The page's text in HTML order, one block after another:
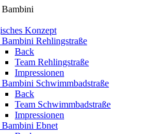
Bambini
Konzept
Bambini Rehlingstraße
Back
Team Rehlingstraße
Impressionen
Bambini Schwimmbadstraße
Back
Team Schwimmbadstraße
Impressionen
Bambini Ebnet